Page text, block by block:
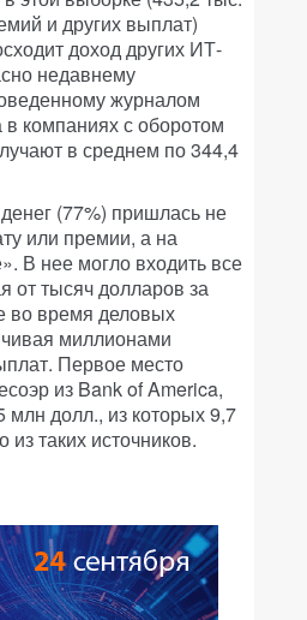
и других выплат)
доход других ИТ-
недавнему
журналом
компаниях с оборотом
в среднем по 344,4
(77%) пришлась не
или премии, а на
В нее могло входить все
от тысяч долларов за
во время деловых
миллионами
Первое место
из Bank of America,
млн долл., из которых 9,7
таких источников.